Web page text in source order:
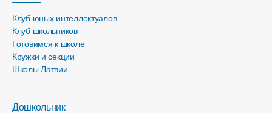
Клуб юных интеллектуалов
Клуб школьников
Готовимся к школе
Кружки и секции
Школы Латвии
Дошкольник